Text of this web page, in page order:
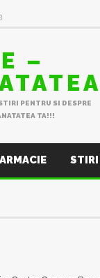
E –
PENTRU SI DESPRE
TA!!!
STIRI